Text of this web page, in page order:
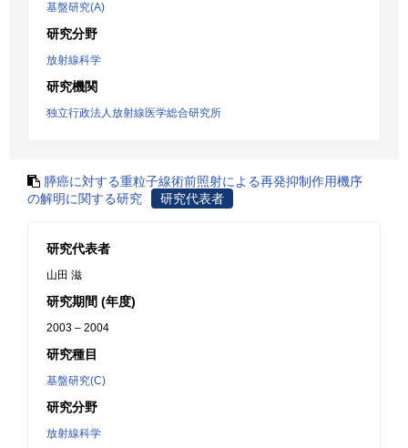
基盤研究(A)
研究分野
放射線科学
研究機関
独立行政法人放射線医学総合研究所
膵癌に対する重粒子線術前照射による再発抑制作用機序
の解明に関する研究
研究代表者
研究代表者
山田 滋
研究期間 (年度)
2003 – 2004
研究種目
基盤研究(C)
研究分野
放射線科学